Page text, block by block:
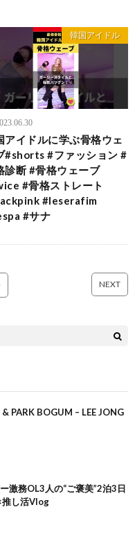
韓国アイドル
アイドルに学ぶ骨格ウェ
#shorts #ファッション #
診断 #骨格ウェーブ
#骨格ストレート
#leserafim
#サナ
NEXT
PARK BOGUM – LEE JONG
激務OL3人の“ご褒美”2泊3日
推し活Vlog